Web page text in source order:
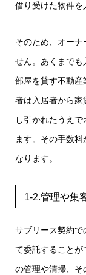
借り受けた物件を
そのため、オーナ
せん。あくまでも
部屋を貸す不動産
者は入居者から家
し引かれたうえ
ます。その手数
なります。
1-2.管理や集
サブリース契約で
て委託することが
の管理や清掃、そ